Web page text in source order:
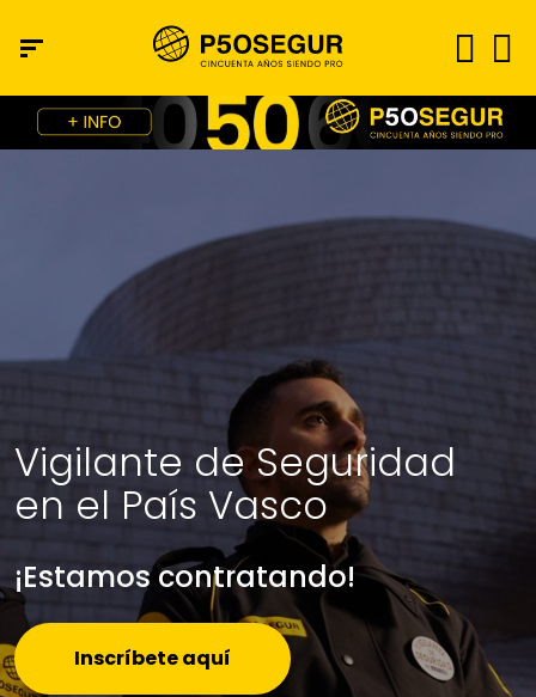
Vigilante de Seguridad
en el País Vasco​
¡Estamos contratando!
Inscríbete aquí